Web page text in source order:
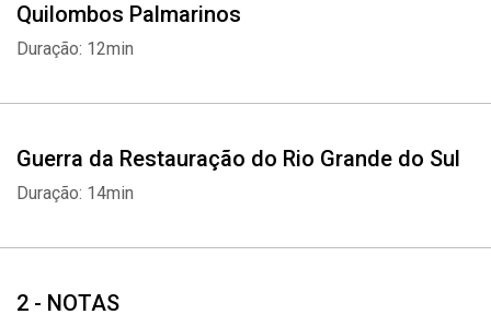
Quilombos Palmarinos
Duração: 12min
Guerra da Restauração do Rio Grande do Sul
Duração: 14min
2 - NOTAS